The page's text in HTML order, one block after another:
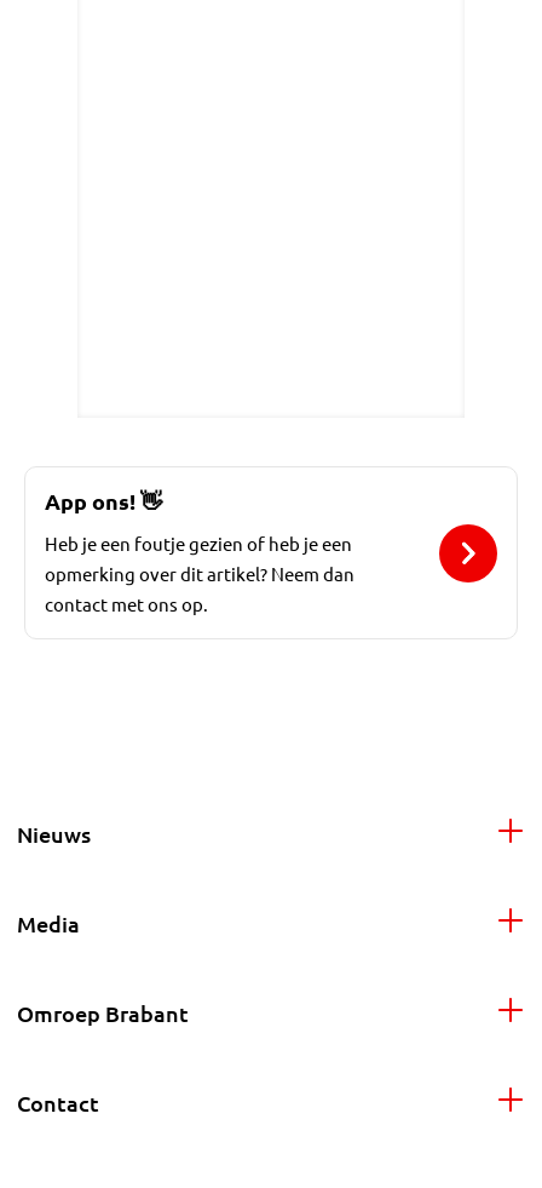
App ons!👋
Heb je een foutje gezien of heb je een
opmerking over dit artikel? Neem dan
contact met ons op.
Nieuws
Media
Omroep Brabant
Contact